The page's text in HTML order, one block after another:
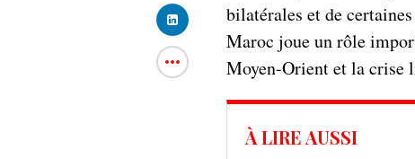
bilatérales et de
Maroc joue un rôle
Moyen-Orient et la crise
À LIRE AUSSI